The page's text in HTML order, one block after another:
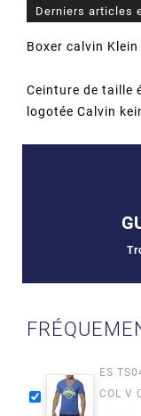
Derniers articles
Boxer calvin
Ceinture de taille
logotée Calvin
ES
COL V